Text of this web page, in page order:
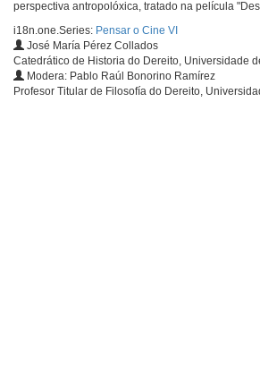
perspectiva antropolóxica, tratado na película
i18n.one.Series: Pensar o Cine VI
José María Pérez Collados
Catedrático de Historia do Dereito, Universidade
Modera: Pablo Raúl Bonorino Ramírez
Profesor Titular de Filosofía do Dereito,